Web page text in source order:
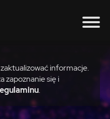
informacje.
zapoznanie się i
.